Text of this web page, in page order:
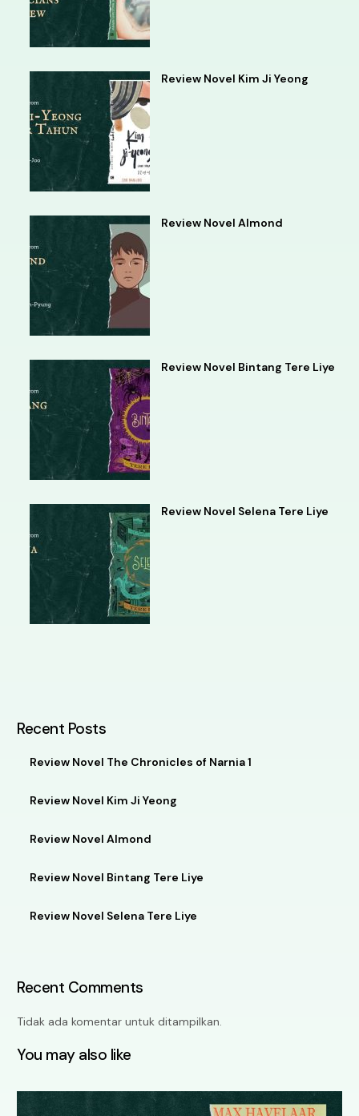
Review Novel Kim Ji Yeong
Review Novel Almond
Review Novel Bintang Tere Liye
Review Novel Selena Tere Liye
Recent Posts
Review Novel The Chronicles of Narnia 1
Review Novel Kim Ji Yeong
Review Novel Almond
Review Novel Bintang Tere Liye
Review Novel Selena Tere Liye
Recent Comments
Tidak ada komentar untuk ditampilkan.
You may also like